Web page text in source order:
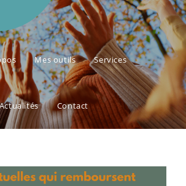
Mes outils Services
Contact